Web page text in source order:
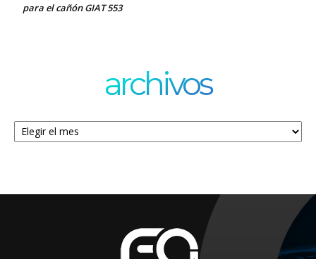
para el cañón GIAT 553
archivos
Archivos